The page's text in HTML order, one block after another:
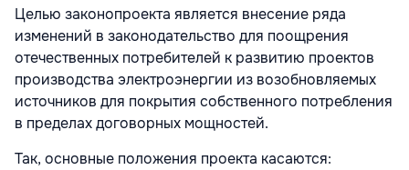
Целью законопроекта является внесение ряда
изменений в законодательство для поощрения
отечественных потребителей к развитию проектов
производства электроэнергии из возобновляемых
источников для покрытия собственного потребления
в пределах договорных мощностей.
Так, основные положения проекта касаются: